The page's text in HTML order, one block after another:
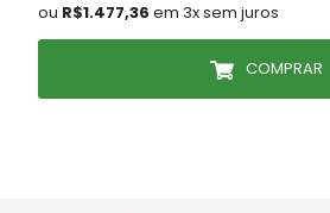
ou R$1.477,36 em 3x sem juros
COMPRAR